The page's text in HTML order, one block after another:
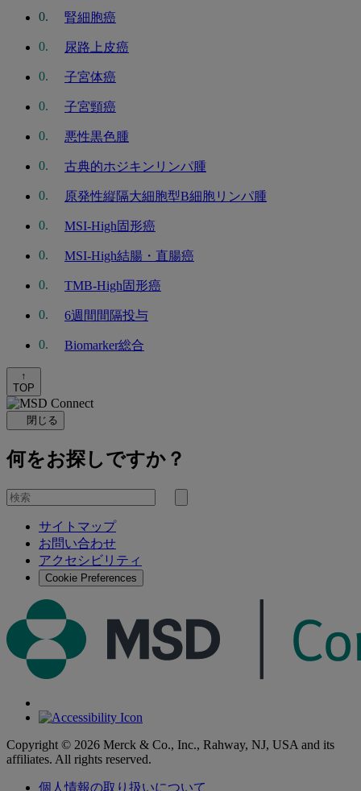
腎細胞癌
尿路上皮癌
子宮体癌
子宮頸癌
悪性黒色腫
古典的ホジキンリンパ腫
原発性縦隔大細胞型B細胞リンパ腫
MSI-High固形癌
MSI-High結腸・直腸癌
TMB-High固形癌
6週間間隔投与
Biomarker総合
↑
TOP
閉じる
何をお探しですか？
を
検
サイトマップ
お問い合わせ
アクセシビリティ
Cookie Preferences
Copyright © 2026 Merck & Co., Inc., Rahway, NJ, USA and its
affiliates. All rights reserved.
個人情報の取り扱いについて